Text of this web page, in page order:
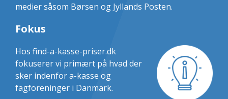
medier såsom Børsen og Jyllands Posten.
Fokus
Hos find-a-kasse-priser.dk
fokuserer vi primært på hvad der
sker indenfor a-kasse og
fagforeninger i Danmark.